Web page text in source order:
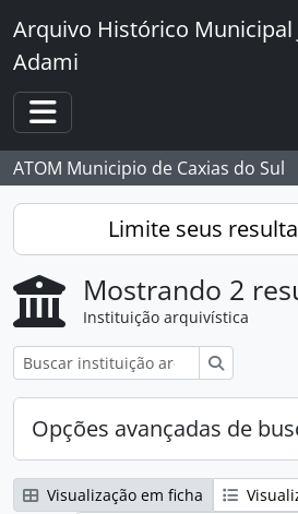
Skip to main content
Arquivo Histórico Municipal
Adami
Toggle navigation
ATOM Municipio de Caxias do Sul
Limite seus
Mostrando 2
Instituição arquivística
Opções avançadas de
Visualização em ficha